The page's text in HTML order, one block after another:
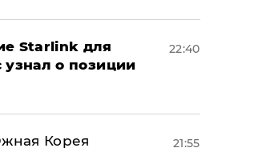
Starlink для
о позиции
22:40
Корея
21:55